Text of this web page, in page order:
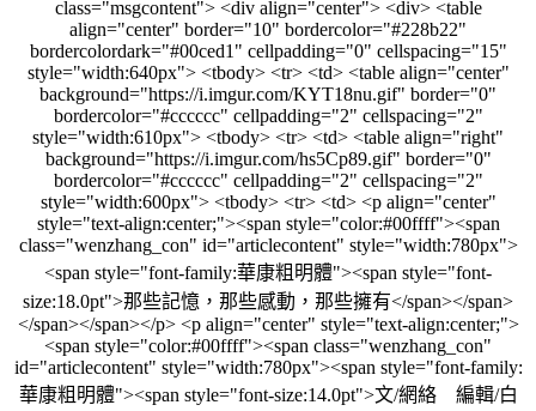
class="msgcontent"> <div align="center"> <div> <table
align="center" border="10" bordercolor="#228b22"
bordercolordark="#00ced1" cellpadding="0" cellspacing="15"
style="width:640px"> <tbody> <tr> <td> <table align="center"
background="https://i.imgur.com/KYT18nu.gif" border="0"
bordercolor="#cccccc" cellpadding="2" cellspacing="2"
style="width:610px"> <tbody> <tr> <td> <table align="right"
background="https://i.imgur.com/hs5Cp89.gif" border="0"
bordercolor="#cccccc" cellpadding="2" cellspacing="2"
style="width:600px"> <tbody> <tr> <td> <p align="center"
style="text-align:center;"><span style="color:#00ffff"><span
class="wenzhang_con" id="articlecontent" style="width:780px">
<span style="font-family:華康粗明體"><span style="font-
size:18.0pt">那些記憶，那些感動，那些擁有</span></span>
</span></span></p> <p align="center" style="text-align:center;">
<span style="color:#00ffff"><span class="wenzhang_con"
id="articlecontent" style="width:780px"><span style="font-family:
華康粗明體"><span style="font-size:14.0pt">文/網絡 編輯/白